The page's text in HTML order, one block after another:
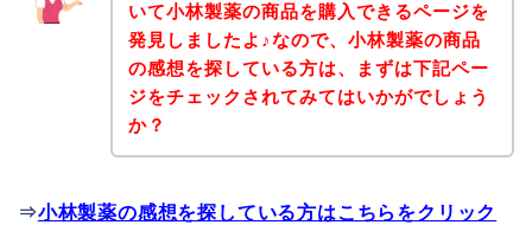
いて小林製薬の商品を購入できるページを
発見しましたよ♪なので、小林製薬の商品
の感想を探している方は、まずは下記ペー
ジをチェックされてみてはいかがでしょう
か？
⇒小林製薬の感想を探している方はこちらをクリック